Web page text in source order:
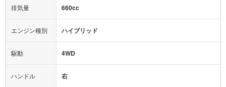
ミュージックプレイヤー接続可
後席モニター
サポカー
アクセル踏み間違い（誤発進）防止装置
アダプティブクルーズコントロール
ヒルディセントコントロール
排気量 660cc
エンジン種別 ハイブリッド
駆動 4WD
ハンドル 右